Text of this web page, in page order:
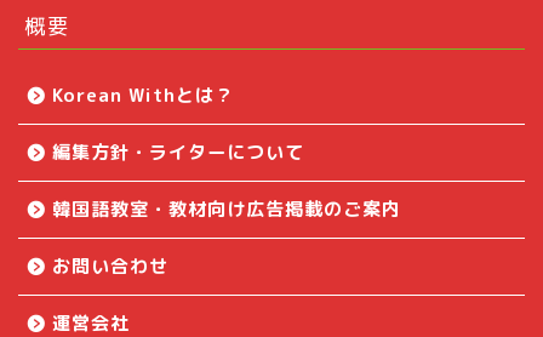
概要
Korean Withとは？
編集方針・ライターについて
韓国語教室・教材向け広告掲載のご案内
お問い合わせ
運営会社